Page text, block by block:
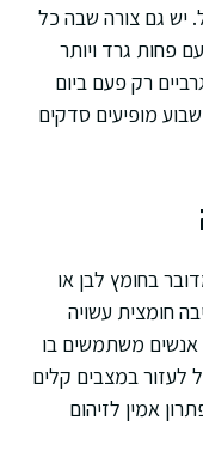
יש גם צורה שבה כל
פחות גרד ויותר
רק פעם ביום
מופיעים סדקים
בחומץ לבן או
חומצית עשויה
משתמשים בו
לעזור במצבים קלים
אמין לזיהום